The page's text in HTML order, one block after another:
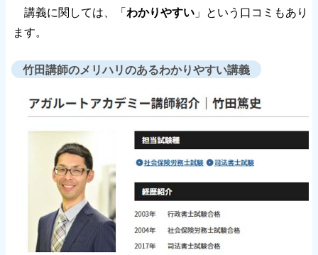
講義に関しては、「わかりやすい 」という口コミもあり
ます。
竹田講師のメリハリのあるわかりやすい講義